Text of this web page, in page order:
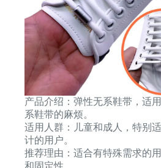
产品介绍：弹性无系鞋带，适
系鞋带的麻烦。
适用人群：儿童和成人，特别
计的用户。
推荐理由：适合有特殊需求的
和固定性。